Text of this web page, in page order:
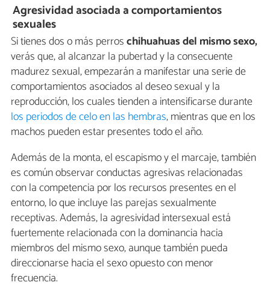
Agresividad asociada a comportamientos
sexuales
Si tienes dos o más perroschihuahuas del mismo sexo,
verás que, al alcanzar la pubertad y la consecuente
madurez sexual, empezarán a manifestar una serie de
comportamientos asociados al deseo sexual y la
reproducción, los cuales tienden a intensificarse durante
los periodos de celo en las hembras, mientras que en los
machos pueden estar presentes todo el año.
Además de la monta, el escapismo y el marcaje, también
es común observar conductas agresivas relacionadas
con la competencia por los recursos presentes en el
entorno, lo que incluye las parejas sexualmente
receptivas. Además, la agresividad intersexual está
fuertemente relacionada con la dominancia hacia
miembros del mismo sexo, aunque también pueda
direccionarse hacia el sexo opuesto con menor
frecuencia.